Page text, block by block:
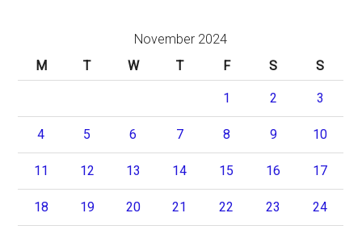
November 2024
M
T W T F S S
1 2 3
4 5 6 7 8 9 10
11 12 13 14 15 16 17
18 19 20 21 22 23 24